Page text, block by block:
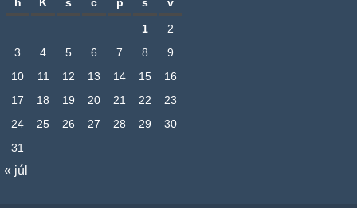
1
2
3
4 5 6 7 8
9
10
11 12 13 14 15
16
17
18 19 20 21 22
23
24
25 26 27 28 29
30
31
« júl